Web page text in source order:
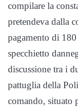
compilare la
pretendeva dalla
pagamento di 180
specchietto
discussione tra i
pattuglia della
comando, situato